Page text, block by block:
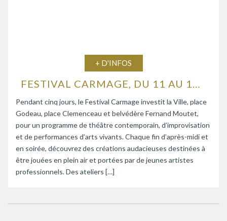
+ D'INFOS
FESTIVAL CARMAGE, DU 11 AU 15 AOÛT 2026
Pendant cinq jours, le Festival Carmage investit la Ville, place
Godeau, place Clemenceau et belvédère Fernand Moutet,
pour un programme de théâtre contemporain, d’improvisation
et de performances d’arts vivants. Chaque fin d’après-midi et
en soirée, découvrez des créations audacieuses destinées à
être jouées en plein air et portées par de jeunes artistes
professionnels. Des ateliers […]